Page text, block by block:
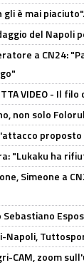
gli è mai
del Napoli
a CN24:
VIDEO - Il
non solo
proposto
"Lukaku ha
Simeone a
Sebastiano
Napoli,
CAM, zoom